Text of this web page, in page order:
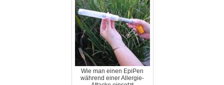
Wie man einen EpiPen
während einer Allergie-